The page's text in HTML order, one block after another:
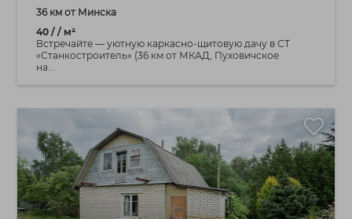
36 км от Минска
40 / / м²
Встречайте — уютную каркасно-щитовую дачу в СТ
«Станкостроитель» (36 км от МКАД, Пуховичское
на...